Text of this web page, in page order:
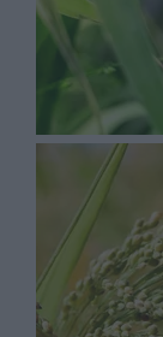
kępiasty,
Proso
Proso
obojętny.
Najczęściej
nie